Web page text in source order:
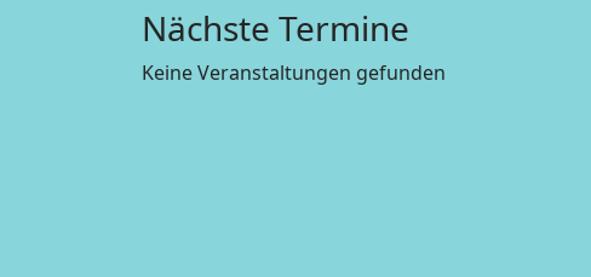
Nächste Termine
Keine Veranstaltungen gefunden